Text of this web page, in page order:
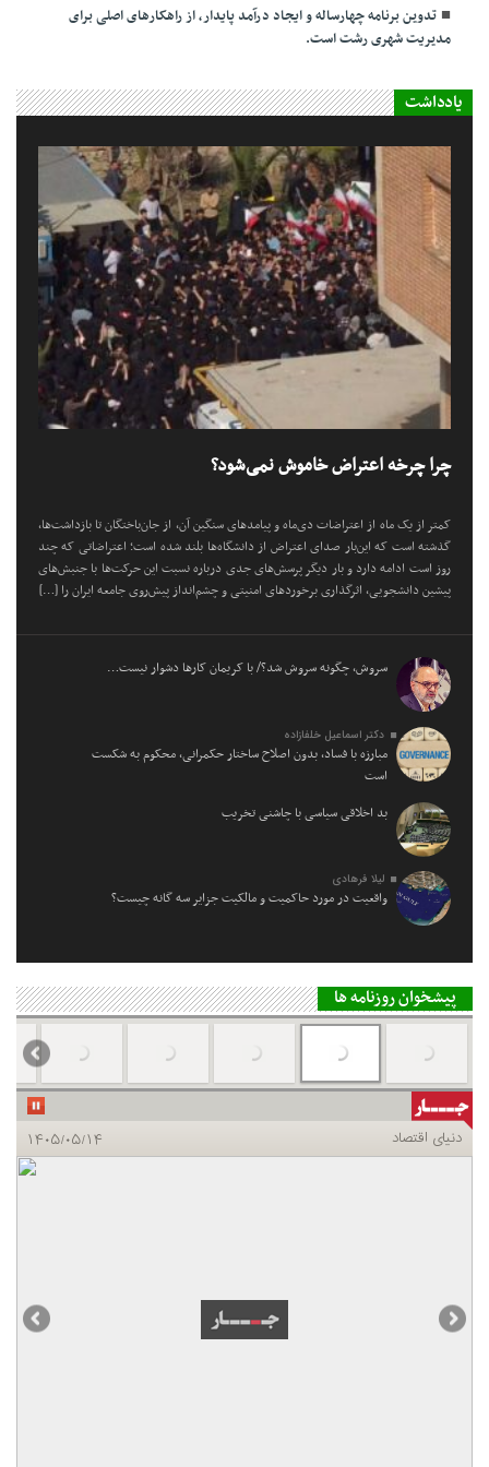
تدوین برنامه چهارساله و ایجاد درآمد پایدار، از راهکارهای اصلی برای
مدیریت شهری رشت است.
یادداشت
چرا چرخه اعتراض خاموش نمی‌شود؟
کمتر از یک ماه از اعتراضات دی‌ماه و پیامد‌های سنگین آن، از جان‌باختگان تا بازداشت‌ها،
گذشته است که این‌بار صدای اعتراض از دانشگاه‌ها بلند شده است؛ اعتراضاتی که چند
روز است ادامه دارد و بار دیگر پرسش‌های جدی درباره نسبت این حرکت‌ها با جنبش‌های
پیشین دانشجویی، اثرگذاری برخورد‌های امنیتی و چشم‌انداز پیش‌روی جامعه ایران را […]
سروش، چگونه سروش شد؟/ با کریمان کارها دشوار نیست…
دکتر اسماعیل خلفازاده
مبارزه با فساد، بدون اصلاح ساختار حکمرانی، محکوم به شکست
است
بد اخلاقی سیاسی با چاشنی تخریب
لیلا فرهادی
واقعیت در مورد حاکمیت و مالکیت جزایر سه گانه چیست؟
پیشخوان روزنامه ها